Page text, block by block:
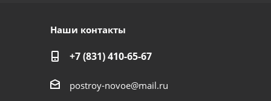
Наши контакты
+7 (831) 410-65-67
postroy-novoe@mail.ru